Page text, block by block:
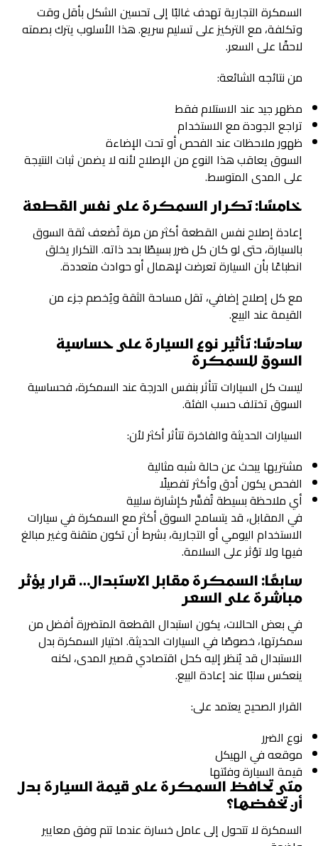
السمكرة التجارية تهدف غالبًا إلى تحسين الشكل بأقل وقت
وتكلفة، مع التركيز على تسليم سريع. هذا الأسلوب يترك بصمته
لاحقًا على السعر.
من نتائجه الشائعة:
مظهر جيد عند الاستلام فقط
تراجع الجودة مع الاستخدام
ظهور ملاحظات عند الفحص أو تحت الإضاءة
السوق يعاقب هذا النوع من الإصلاح لأنه لا يضمن ثبات النتيجة
على المدى المتوسط.
خامسًا: تكرار السمكرة على نفس القطعة
إعادة إصلاح نفس القطعة أكثر من مرة تُضعف ثقة السوق
بالسيارة، حتى لو كان كل ضرر بسيطًا بحد ذاته. التكرار يخلق
انطباعًا بأن السيارة تعرضت لإهمال أو حوادث متعددة.
مع كل إصلاح إضافي، تقل مساحة الثقة ويُخصم جزء من
القيمة عند البيع.
سادسًا: تأثير نوع السيارة على حساسية
السوق للسمكرة
ليست كل السيارات تتأثر بنفس الدرجة عند السمكرة، فحساسية
السوق تختلف حسب الفئة.
السيارات الحديثة والفاخرة تتأثر أكثر لأن:
مشتريها يبحث عن حالة شبه مثالية
الفحص يكون أدق وأكثر تفصيلًا
أي ملاحظة بسيطة تُفسَّر كإشارة سلبية
في المقابل، قد يتسامح السوق أكثر مع السمكرة في سيارات
الاستخدام اليومي أو التجارية، بشرط أن تكون متقنة وغير مبالغ
فيها ولا تؤثر على السلامة.
سابعًا: السمكرة مقابل الاستبدال… قرار يؤثر
مباشرة على السعر
في بعض الحالات، يكون استبدال القطعة المتضررة أفضل من
سمكرتها، خصوصًا في السيارات الحديثة. اختيار السمكرة بدل
الاستبدال قد يُنظر إليه كحل اقتصادي قصير المدى، لكنه
ينعكس سلبًا عند إعادة البيع.
القرار الصحيح يعتمد على:
نوع الضرر
موقعه في الهيكل
قيمة السيارة وفئتها
متى تحافظ السمكرة على قيمة السيارة بدل
أن تخفضها؟
السمكرة لا تتحول إلى عامل خسارة عندما تتم وفق معايير